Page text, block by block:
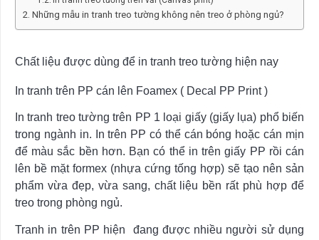
Những mẫu in tranh treo tường không nên treo ở phòng ngủ?
Chất liệu được dùng để in tranh treo tường hiện nay
In tranh trên PP cán lên Foamex ( Decal PP Print )
In tranh treo tường trên PP 1 loại giấy (giấy lụa) phổ biến
trong ngành in. In trên PP có thể cán bóng hoặc cán mịn
để màu sắc bền hơn. Bạn có thể in trên giấy PP rồi cán
lên bề mặt formex (nhựa cứng tống hợp) sẽ tạo nên sản
phẩm vừa đẹp, vừa sang, chất liệu bền rất phù hợp để
treo trong phòng ngủ.
Tranh in trên PP hiện đang được nhiều người sử dụng